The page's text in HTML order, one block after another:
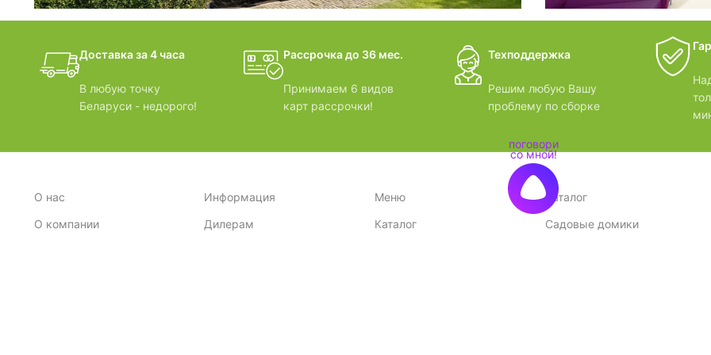
фотогалерея
БАНИ-БОЧКИ
дачные
Доставка за 4 часа
В любую точку
Беларуси - недорого!
Рассрочка до 36 мес.
Принимаем 6 видов
карт рассрочки!
Техподдержка
Решим любую Вашу
проблему по сборке
О нас
О компании
Информация
Дилерам
Меню
Каталог
Каталог
Садовые домики